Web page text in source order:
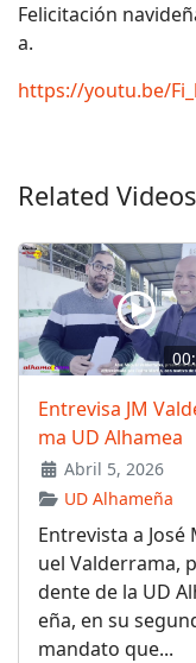
Felicitación
a.
https://youtu.be/
Related Videos
Entrevisa JM
ma UD Alhamea
Abril 5, 2026
UD Alhameña
Entrevista a José
uel Valderrama,
dente de la UD
eña, en su
mandato que...